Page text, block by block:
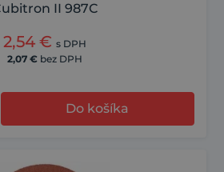
II 987C
2,54 € s DPH
2,07 € bez DPH
Do košíka